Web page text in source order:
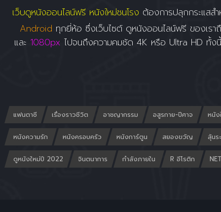
เว็บดูหนังออนไลน์ฟรี หนังใหม่ชนโรง ต้องการปลุกกระแสส
Android ทุกยี่ห้อ ซึ่งเว็บไซต์ ดูหนังออนไลน์ฟรี ของเรา
และ 1080px ไปจนถึงความคมชัด 4K หรือ Ultra HD ทั้งนี้
แฟนตาซี เรื่องราวชีวิต อาชญากรรม อสูรกาย-ปีศาจ หนั
หนังความรัก หนังครอบครัว หนังการ์ตูน สยองขวัญ ลุ้นร
ดูหนังใหม่ปี 2022 จินตนาการ กำลังภายใน R อีโรติก